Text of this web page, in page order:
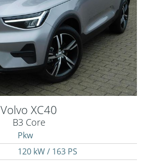
Volvo XC40
B3 Core
Pkw
120 kW / 163 PS